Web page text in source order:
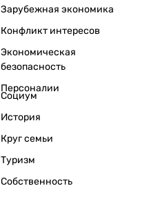
Зарубежная экономика
Конфликт интересов
Экономическая
безопасность
Персоналии
Социум
История
Круг семьи
Туризм
Собственность